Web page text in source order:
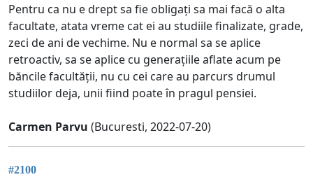
Pentru ca nu e drept sa fie obligați sa mai facă o alta
facultate, atata vreme cat ei au studiile finalizate, grade,
zeci de ani de vechime. Nu e normal sa se aplice
retroactiv, sa se aplice cu generațiile aflate acum pe
băncile facultății, nu cu cei care au parcurs drumul
studiilor deja, unii fiind poate în pragul pensiei.
Carmen Parvu (Bucuresti, 2022-07-20)
#2100